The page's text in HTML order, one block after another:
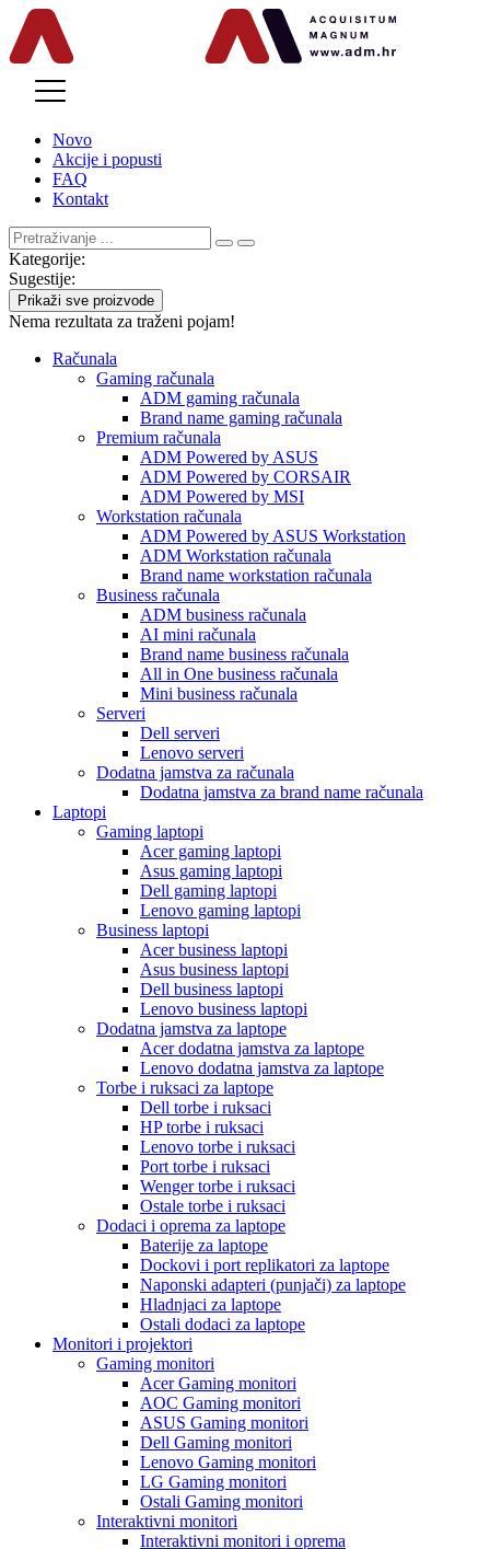
Novo
Akcije i popusti
FAQ
Kontakt
Kategorije:
Sugestije:
Prikaži sve proizvode
Nema rezultata za traženi pojam!
Računala
Gaming računala
ADM gaming računala
Brand name gaming računala
Premium računala
ADM Powered by ASUS
ADM Powered by CORSAIR
ADM Powered by MSI
Workstation računala
ADM Powered by ASUS Workstation
ADM Workstation računala
Brand name workstation računala
Business računala
ADM business računala
AI mini računala
Brand name business računala
All in One business računala
Mini business računala
Serveri
Dell serveri
Lenovo serveri
Dodatna jamstva za računala
Dodatna jamstva za brand name računala
Laptopi
Gaming laptopi
Acer gaming laptopi
Asus gaming laptopi
Dell gaming laptopi
Lenovo gaming laptopi
Business laptopi
Acer business laptopi
Asus business laptopi
Dell business laptopi
Lenovo business laptopi
Dodatna jamstva za laptope
Acer dodatna jamstva za laptope
Lenovo dodatna jamstva za laptope
Torbe i ruksaci za laptope
Dell torbe i ruksaci
HP torbe i ruksaci
Lenovo torbe i ruksaci
Port torbe i ruksaci
Wenger torbe i ruksaci
Ostale torbe i ruksaci
Dodaci i oprema za laptope
Baterije za laptope
Dockovi i port replikatori za laptope
Naponski adapteri (punjači) za laptope
Hladnjaci za laptope
Ostali dodaci za laptope
Monitori i projektori
Gaming monitori
Acer Gaming monitori
AOC Gaming monitori
ASUS Gaming monitori
Dell Gaming monitori
Lenovo Gaming monitori
LG Gaming monitori
Ostali Gaming monitori
Interaktivni monitori
Interaktivni monitori i oprema